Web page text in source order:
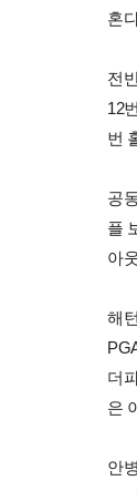
혼
전
12
번
공
플
아
해
더
은
안